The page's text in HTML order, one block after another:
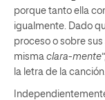
porque tanto ella
igualmente. Dado
proceso o sobre
misma clara-mente
la letra de la canción.